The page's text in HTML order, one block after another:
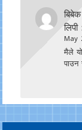
May
मैले